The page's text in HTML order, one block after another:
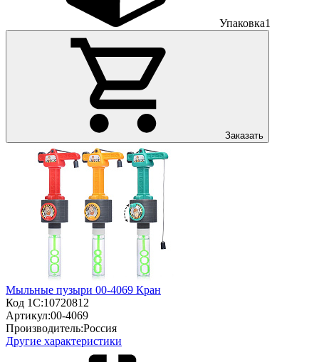
Упаковка1
Заказать
Мыльные пузыри 00-4069 Кран
Код 1С:10720812
Артикул:00-4069
Производитель:Россия
Другие характеристики